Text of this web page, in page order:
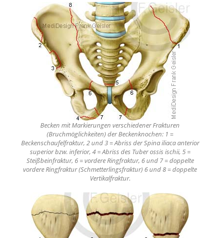
Becken mit Markierungen verschiedener Frakturen
(Bruchmöglichkeiten) der Beckenknochen: 1 =
Beckenschaufelfraktur, 2 und 3 = Abriss der Spina iliaca anterior
superior bzw. inferior, 4 = Abriss des Tuber ossis ischii, 5 =
Steißbeinfraktur, 6 = vordere Ringfraktur, 6 und 7 = doppelte
vordere Ringfraktur (Schmetterlingsfraktur) 6 und 8 = doppelte
Vertikalfraktur.